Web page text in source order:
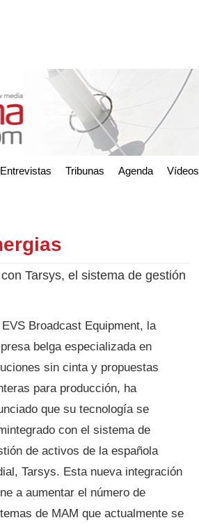
Entrevistas Tribunas Agenda Vídeos
Tarsys, el sistema de gestión
EVS Broadcast Equipment, la
belga especializada en
sin cinta y propuestas
para producción, ha
que su tecnología se
con el sistema de
de activos de la española
Tarsys. Esta nueva integración
a aumentar el número de
de MAM que actualmente se